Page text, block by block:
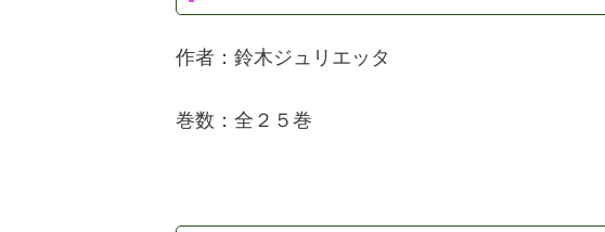
作者：鈴木ジュリエッタ
巻数：全２５巻